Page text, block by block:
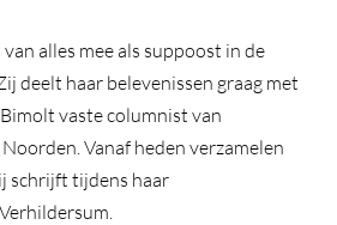
alles mee als suppoost in de
deelt haar belevenissen graag met
vaste columnist van
Vanaf heden verzamelen
schrijft tijdens haar